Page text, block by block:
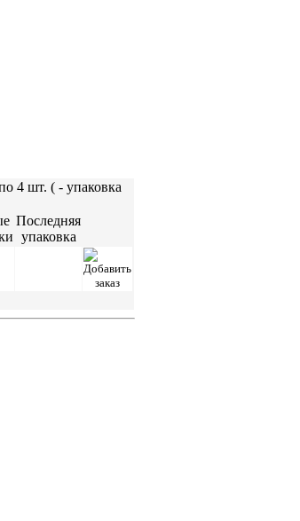
4 шт. ( - упаковка
Последняя
упаковка